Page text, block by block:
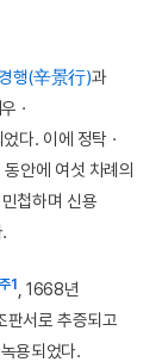
행(辛景行)과
·
다. 이에 정탁 ·
안에 여섯 차례의
첩하며 신용
주1 , 1668년
판서로 추증되고
용되었다.